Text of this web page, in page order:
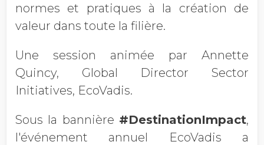
normes et pratiques à la création de
valeur dans toute la filière.
Une session animée par Annette
Quincy, Global Director Sector
Initiatives, EcoVadis.
Sous la bannière #DestinationImpact,
l'événement annuel EcoVadis a